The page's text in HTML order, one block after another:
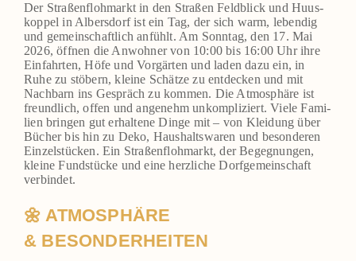
Der Stra­ßen­floh­markt in den Stra­ßen Feld­blick und Huus­
kop­pel in Albers­dorf ist ein Tag, der sich warm, leben­dig
und gemein­schaft­lich anfühlt. Am Sonn­tag, den 17. Mai
2026, öff­nen die Anwoh­ner von 10:00 bis 16:00 Uhr ihre
Ein­fahr­ten, Höfe und Vor­gär­ten und laden dazu ein, in
Ruhe zu stö­bern, klei­ne Schät­ze zu ent­de­cken und mit
Nach­barn ins Gespräch zu kom­men. Die Atmo­sphä­re ist
freund­lich, offen und ange­nehm unkom­pli­ziert. Vie­le Fami­
li­en brin­gen gut erhal­te­ne Din­ge mit – von Klei­dung über
Bücher bis hin zu Deko, Haus­halts­wa­ren und beson­de­ren
Ein­zel­stü­cken. Ein Stra­ßen­floh­markt, der Begeg­nun­gen,
klei­ne Fund­stü­cke und eine herz­li­che Dorf­ge­mein­schaft
ver­bin­det.
🌼 ATMOSPHÄRE
& BESONDERHEITEN